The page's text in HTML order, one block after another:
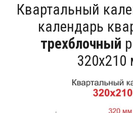
Квартальный
календарь
трехблочный